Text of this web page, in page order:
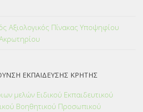
Αξιολογικός Πίνακας Υποψηφίου
ΕΚΠΑΙΔΕΥΣΗΣ ΚΡΗΤΗΣ
μελών Ειδικού Εκπαιδευτικού
Βοηθητικού Προσωπικού